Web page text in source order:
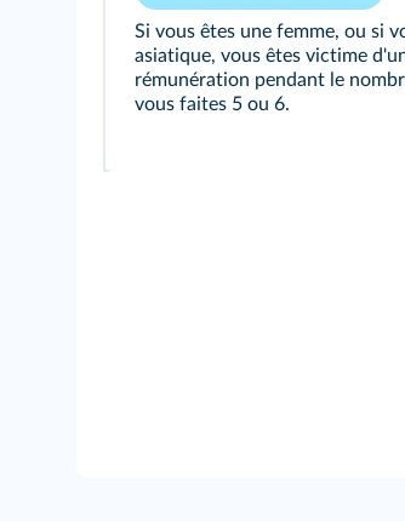
Si vous êtes une femme, ou si
asiatique, vous êtes victime
rémunération pendant le
vous faites 5 ou 6.